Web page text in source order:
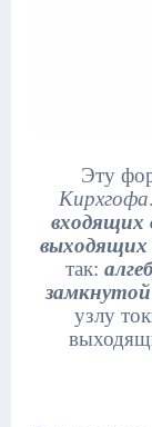
Эту
Кирхгофа
входящих
выходящих
так:
узлу